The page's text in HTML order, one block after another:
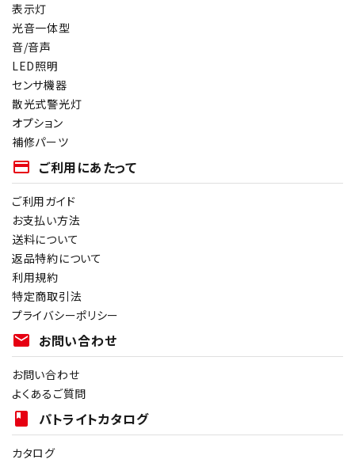
表示灯
光音一体型
音/音声
LED照明
センサ機器
散光式警光灯
オプション
補修パーツ
payment ご利用にあたって
ご利用ガイド
お支払い方法
送料について
返品特約について
利用規約
特定商取引法
プライバシーポリシー
mail お問い合わせ
お問い合わせ
よくあるご質問
book パトライトカタログ
カタログ